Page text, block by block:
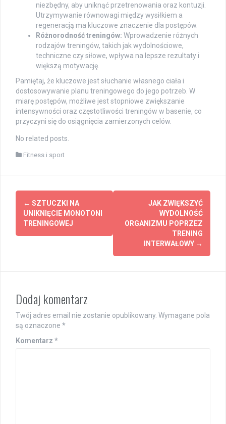
niezbędny, aby uniknąć przetrenowania oraz kontuzji.
Utrzymywanie równowagi między wysiłkiem a
regeneracją ma kluczowe znaczenie dla postępów.
Różnorodność treningów: Wprowadzenie różnych
rodzajów treningów, takich jak wydolnościowe,
techniczne czy siłowe, wpływa na lepsze rezultaty i
większą motywację.
Pamiętaj, że kluczowe jest słuchanie własnego ciała i
dostosowywanie planu treningowego do jego potrzeb. W
miarę postępów, możliwe jest stopniowe zwiększanie
intensywności oraz częstotliwości treningów w basenie, co
przyczyni się do osiągnięcia zamierzonych celów.
No related posts.
Fitness i sport
Post
navigation
← SZTUCZKI NA
UNIKNIĘCIE MONOTONI
TRENINGOWEJ
JAK ZWIĘKSZYĆ
WYDOLNOŚĆ
ORGANIZMU POPRZEZ
TRENING
INTERWAŁOWY →
Dodaj komentarz
Twój adres email nie zostanie opublikowany. Wymagane pola
są oznaczone *
Komentarz *